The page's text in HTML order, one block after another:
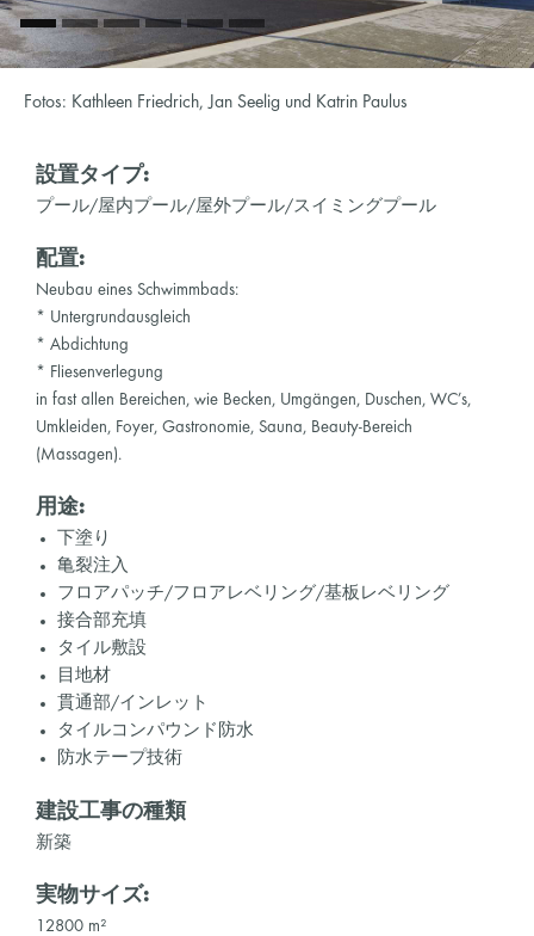
Fotos: Kathleen Friedrich, Jan Seelig und Katrin Paulus
設置タイプ:
プール/屋内プール/屋外プール/スイミングプール
配置:
Neubau eines Schwimmbads:
* Untergrundausgleich
* Abdichtung
* Fliesenverlegung
in fast allen Bereichen, wie Becken, Umgängen, Duschen, WC’s,
Umkleiden, Foyer, Gastronomie, Sauna, Beauty-Bereich
(Massagen).
用途:
下塗り
亀裂注入
フロアパッチ/フロアレベリング/基板レベリング
接合部充填
タイル敷設
目地材
貫通部/インレット
タイルコンパウンド防水
防水テープ技術
建設工事の種類
新築
実物サイズ:
12800 m²